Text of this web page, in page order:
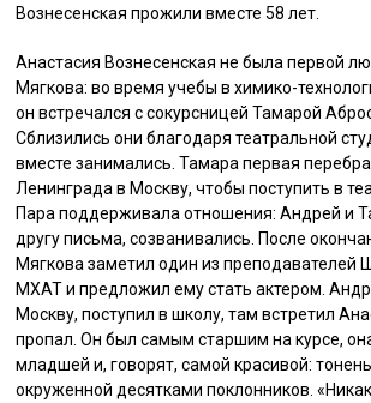
Вознесенская прожили вместе 58 лет.
Анастасия Вознесенская не была первой
Мягкова: во время учебы в химико-
он встречался с сокурсницей Тамарой
Сблизились они благодаря театральной
вместе занимались. Тамара первая
Ленинграда в Москву, чтобы поступить в
Пара поддерживала отношения: Андрей и
другу письма, созванивались. После
Мягкова заметил один из преподавателей
МХАТ и предложил ему стать актером.
Москву, поступил в школу, там встретил
пропал. Он был самым старшим на курсе,
младшей и, говорят, самой красивой:
окруженной десятками поклонников.